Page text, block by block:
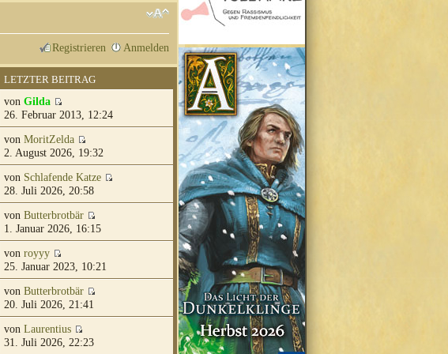
Registrieren Anmelden
LETZTER BEITRAG
von Gilda
26. Februar 2013, 12:24
von MoritZelda
2. August 2026, 19:32
von Schlafende Katze
28. Juli 2026, 20:58
von Butterbrotbär
1. Januar 2026, 16:15
von royyy
25. Januar 2023, 10:21
von Butterbrotbär
20. Juli 2026, 21:41
von Laurentius
31. Juli 2026, 22:23